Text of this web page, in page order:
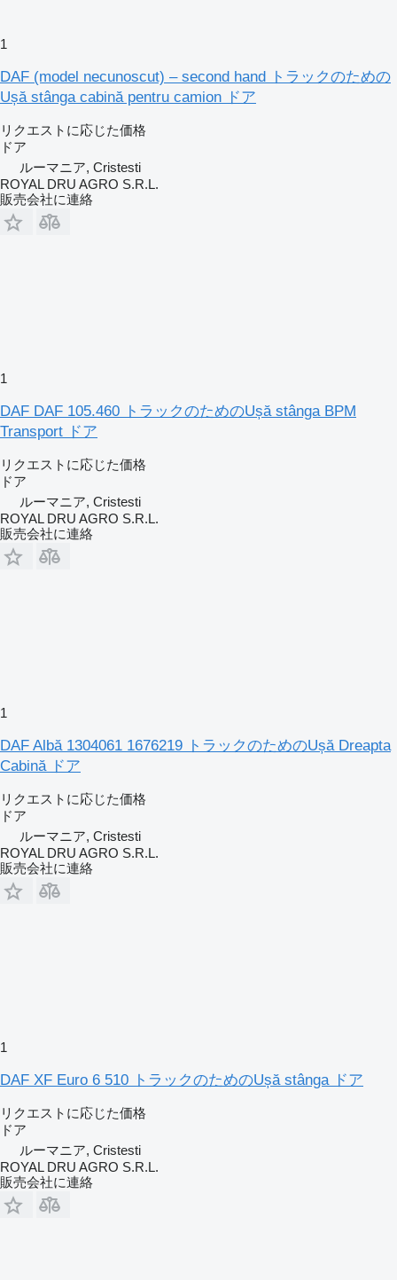
1
DAF (model necunoscut) – second hand トラックのための
Ușă stânga cabină pentru camion ドア
リクエストに応じた価格
ドア
ルーマニア, Cristesti
ROYAL DRU AGRO S.R.L.
販売会社に連絡
1
DAF DAF 105.460 トラックのためのUșă stânga BPM
Transport ドア
リクエストに応じた価格
ドア
ルーマニア, Cristesti
ROYAL DRU AGRO S.R.L.
販売会社に連絡
1
DAF Albă 1304061 1676219 トラックのためのUșă Dreapta
Cabină ドア
リクエストに応じた価格
ドア
ルーマニア, Cristesti
ROYAL DRU AGRO S.R.L.
販売会社に連絡
1
DAF XF Euro 6 510 トラックのためのUșă stânga ドア
リクエストに応じた価格
ドア
ルーマニア, Cristesti
ROYAL DRU AGRO S.R.L.
販売会社に連絡